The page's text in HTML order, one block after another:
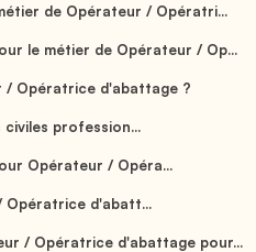
de Opérateur / Opératri...
le métier de Opérateur / Op...
/ Opératrice d'abattage ?
profession...
Opérateur / Opéra...
Opératrice d'abatt...
/ Opératrice d'abattage pour...